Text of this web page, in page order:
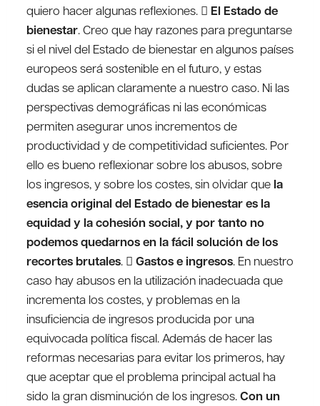
quiero hacer algunas reflexiones.  El Estado de
bienestar. Creo que hay razones para preguntarse
si el nivel del Estado de bienestar en algunos países
europeos será sostenible en el futuro, y estas
dudas se aplican claramente a nuestro caso. Ni las
perspectivas demográficas ni las económicas
permiten asegurar unos incrementos de
productividad y de competitividad suficientes. Por
ello es bueno reflexionar sobre los abusos, sobre
los ingresos, y sobre los costes, sin olvidar que la
esencia original del Estado de bienestar es la
equidad y la cohesión social, y por tanto no
podemos quedarnos en la fácil solución de los
recortes brutales.  Gastos e ingresos. En nuestro
caso hay abusos en la utilización inadecuada que
incrementa los costes, y problemas en la
insuficiencia de ingresos producida por una
equivocada política fiscal. Además de hacer las
reformas necesarias para evitar los primeros, hay
que aceptar que el problema principal actual ha
sido la gran disminución de los ingresos.Con un